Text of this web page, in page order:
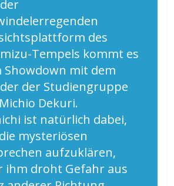
des
Tempels kommt es
Showdown mit dem
der Studiengruppe
Dekuri.
ist natürlich dabei,
mysteriösen
aufzuklären,
ihm droht Gefahr aus